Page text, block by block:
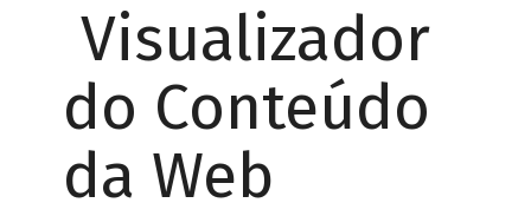
Visualizador
do Conteúdo
da Web